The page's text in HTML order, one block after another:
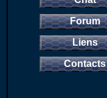
Forum
Liens
Contacts